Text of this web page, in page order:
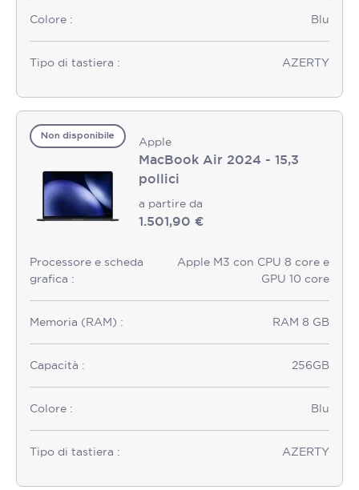
Colore : Blu
Tipo di tastiera : AZERTY
Non disponibile Apple
MacBook Air 2024 - 15,3
pollici
a partire da
1.501,90 €
Processore e scheda
grafica :
Apple M3 con CPU 8 core e
GPU 10 core
Memoria (RAM) : RAM 8 GB
Capacità : 256GB
Colore : Blu
Tipo di tastiera : AZERTY